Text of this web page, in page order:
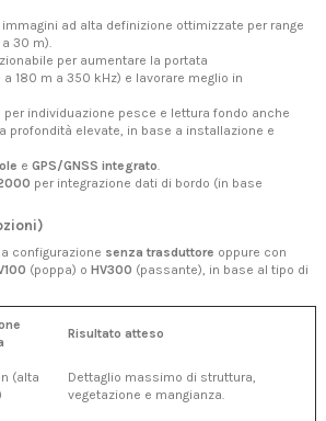
immagini ad alta definizione ottimizzate per range
30 m).
per aumentare la portata
180 m a 350 kHz) e lavorare meglio in
per individuazione pesce e lettura fondo anche
profondità elevate, in base a installazione e
e GPS/GNSS integrato
per integrazione dati di bordo (in base
configurazione senza trasduttore oppure con
(poppa) o HV300 (passante), in base al tipo di
Risultato atteso
(alta
Dettaglio massimo di struttura,
vegetazione e mangianza.